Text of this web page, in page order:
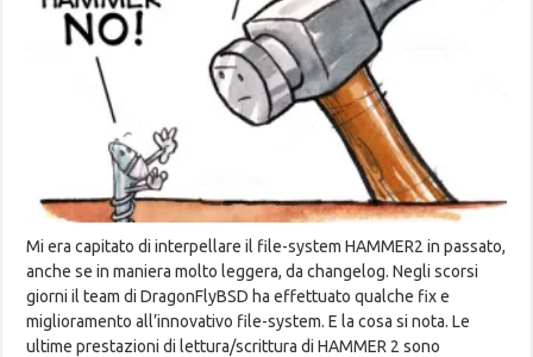
Mi era capitato di interpellare il file-system HAMMER2 in passato,
anche se in maniera molto leggera, da changelog. Negli scorsi
giorni il team di DragonFlyBSD ha effettuato qualche fix e
miglioramento all’innovativo file-system. E la cosa si nota. Le
ultime prestazioni di lettura/scrittura di HAMMER 2 sono